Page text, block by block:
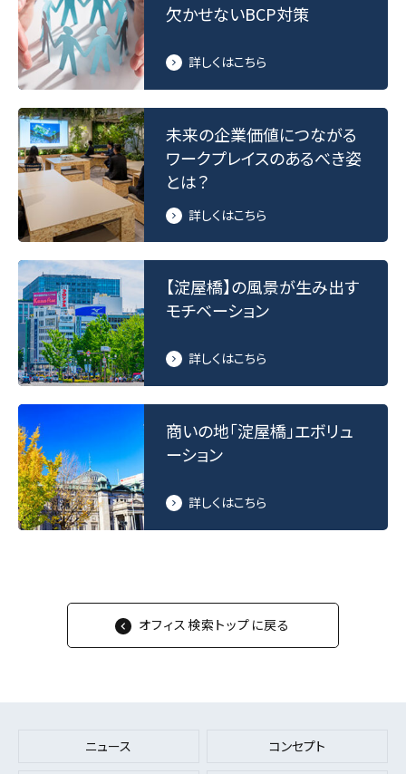
欠かせないBCP対策
詳しくはこちら
未来の企業価値につながる
ワークプレイスのあるべき姿
とは？
詳しくはこちら
【淀屋橋】の風景が生み出す
モチベーション
詳しくはこちら
商いの地「淀屋橋」エボリュ
ーション
詳しくはこちら
オフィス検索トップに戻る
ニュース コンセプト